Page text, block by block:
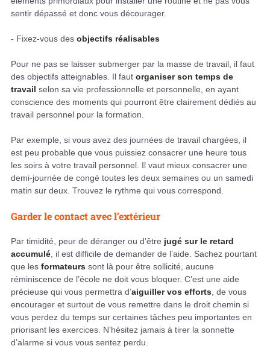
sentir dépassé et donc vous décourager.
- Fixez-vous des objectifs réalisables
Pour ne pas se laisser submerger par la masse de travail, il faut
des objectifs atteignables. Il faut organiser son temps de
travail selon sa vie professionnelle et personnelle, en ayant
conscience des moments qui pourront être clairement dédiés au
travail personnel pour la formation.
Par exemple, si vous avez des journées de travail chargées, il
est peu probable que vous puissiez consacrer une heure tous
les soirs à votre travail personnel. Il vaut mieux consacrer une
demi-journée de congé toutes les deux semaines ou un samedi
matin sur deux. Trouvez le rythme qui vous correspond.
Garder le contact avec l’extérieur
Par timidité, peur de déranger ou d’être jugé sur le retard
accumulé , il est difficile de demander de l’aide. Sachez pourtant
que les formateurs sont là pour être sollicité, aucune
réminiscence de l’école ne doit vous bloquer. C’est une aide
précieuse qui vous permettra d’aiguiller vos efforts , de vous
encourager et surtout de vous remettre dans le droit chemin si
vous perdez du temps sur certaines tâches peu importantes en
priorisant les exercices. N’hésitez jamais à tirer la sonnette
d’alarme si vous vous sentez perdu.